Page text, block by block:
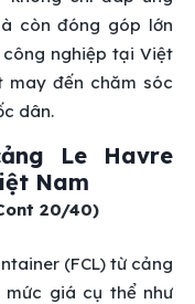
còn đóng góp lớn
nghiệp tại Việt
may đến chăm sóc
dân.
Le Havre
Nam
20/40)
(FCL) từ cảng
giá cụ thể như